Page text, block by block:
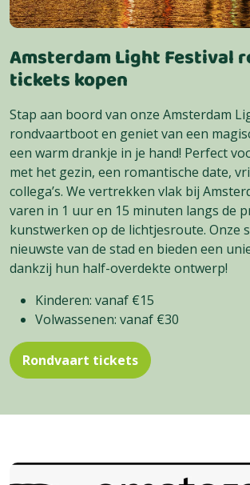
Amsterdam Light Festival
tickets kopen
Stap aan boord van onze Amsterdam
rondvaartboot en geniet van een
een warm drankje in je hand! Perfect
met het gezin, een romantische date,
collega’s. We vertrekken vlak bij
varen in 1 uur en 15 minuten langs de
kunstwerken op de lichtjesroute. Onze
nieuwste van de stad en bieden een
dankzij hun half-overdekte ontwerp!
Kinderen: vanaf €15
Volwassenen: vanaf €30
Rondvaart tickets